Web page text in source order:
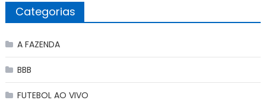
Categorias
A FAZENDA
BBB
FUTEBOL AO VIVO